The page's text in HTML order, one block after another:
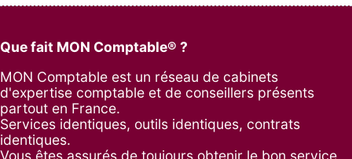
Que fait MON Comptable® ?
MON Comptable est un réseau de cabinets
d'expertise comptable et de conseillers présents
partout en France.
Services identiques, outils identiques, contrats
identiques.
Vous êtes assurés de toujours obtenir le bon service